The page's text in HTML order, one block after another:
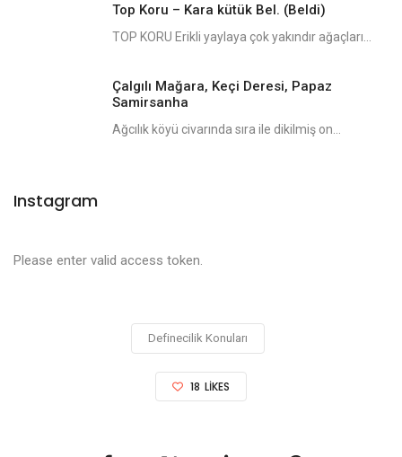
Top Koru – Kara kütük Bel. (Beldi)
TOP KORU Erikli yaylaya çok yakındır ağaçları...
Çalgılı Mağara, Keçi Deresi, Papaz
Samirsanha
Ağcılık köyü civarında sıra ile dikilmiş on...
Instagram
Please enter valid access token.
Definecilik Konuları
18 LIKES